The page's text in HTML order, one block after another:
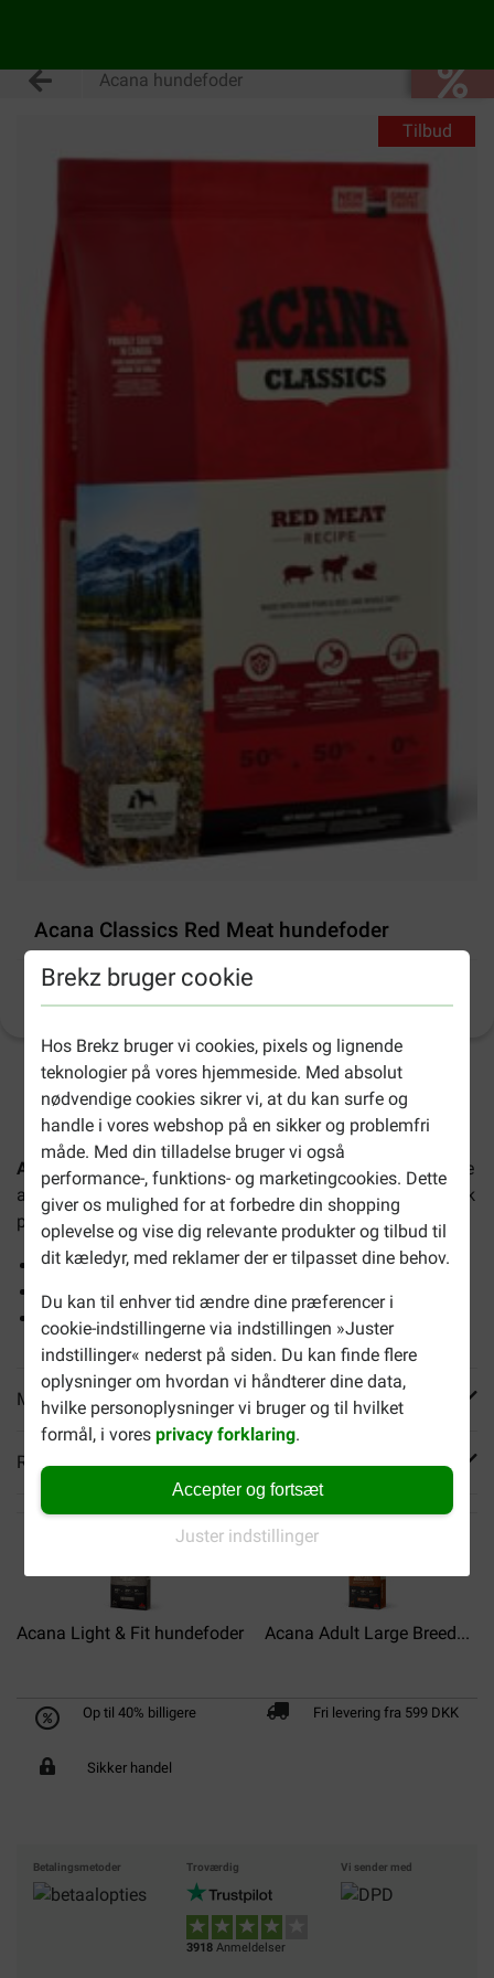
Brekz bruger cookie
Hos Brekz bruger vi cookies, pixels og lignende
teknologier på vores hjemmeside. Med absolut
nødvendige cookies sikrer vi, at du kan surfe og
handle i vores webshop på en sikker og problemfri
måde. Med din tilladelse bruger vi også
performance-, funktions- og marketingcookies. Dette
giver os mulighed for at forbedre din shopping
oplevelse og vise dig relevante produkter og tilbud til
dit kæledyr, med reklamer der er tilpasset dine behov.
Du kan til enhver tid ændre dine præferencer i
cookie-indstillingerne via indstillingen »Juster
indstillinger« nederst på siden. Du kan finde flere
oplysninger om hvordan vi håndterer dine data,
hvilke personoplysninger vi bruger og til hvilket
formål, i voresprivacy forklaring.
Accepter og fortsæt
Juster indstillinger
Acana hundefoder
Tilbud
Acana Classics Red Meat hundefoder
2-4 arbejdsdage, medmindre andet er angivet
Acana Classics Red Meat hundefoderer velegnet til hunde
af alle racer og i alle aldre. Foderet består af 50 % animalsk
protein og 50 % vegetabilske ingredienser.
Med friske ingredienser
Baseret på den originale diæt
Indeholder proteiner og omega-3
Mere info
Reviews
Acana Light & Fit hundefoder Acana Adult Large Breed...
Op til 40% billigere Fri levering fra 599 DKK
Sikker handel
Betalingsmetoder Troværdig
3918 Anmeldelser
Vi sender med